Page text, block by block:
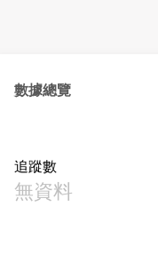
數據總覽
追蹤數
無資料